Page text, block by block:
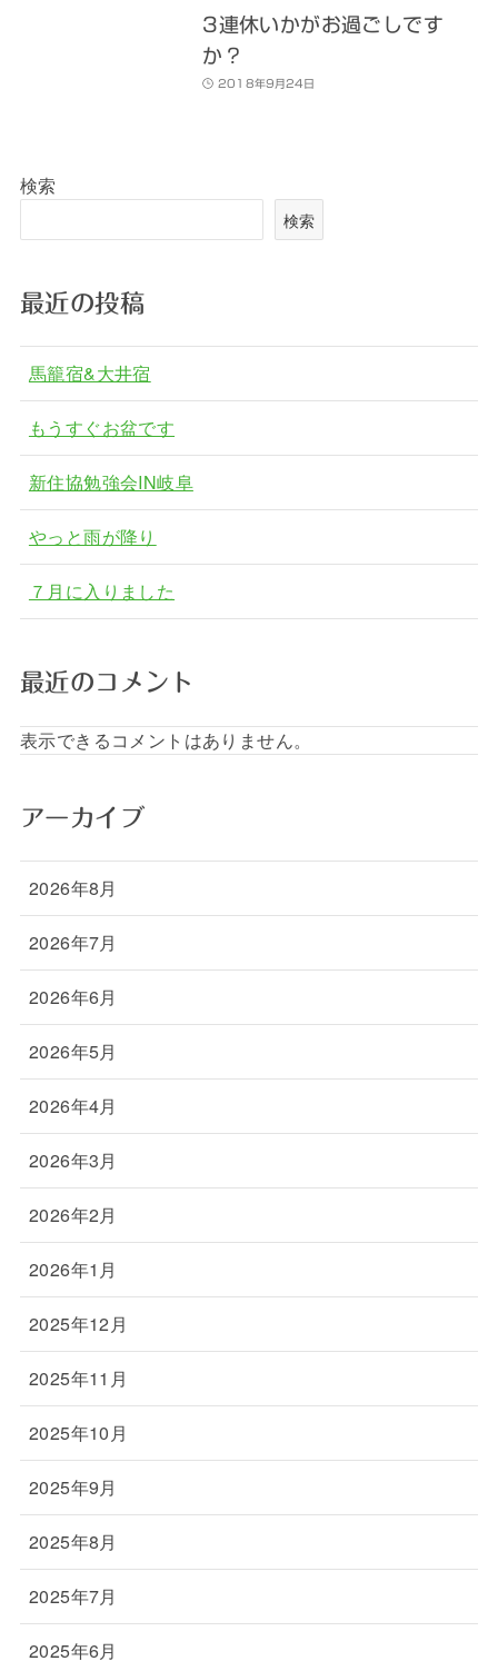
3連休いかがお過ごしです
か？
2018年9月24日
検索
検索
最近の投稿
馬籠宿&大井宿
もうすぐお盆です
新住協勉強会IN岐阜
やっと雨が降り
７月に入りました
最近のコメント
表示できるコメントはありません。
アーカイブ
2026年8月
2026年7月
2026年6月
2026年5月
2026年4月
2026年3月
2026年2月
2026年1月
2025年12月
2025年11月
2025年10月
2025年9月
2025年8月
2025年7月
2025年6月